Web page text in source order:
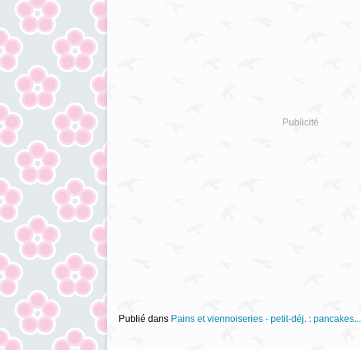
Publicité
Publié dans Pains et viennoiseries - petit-déj. : pancakes...